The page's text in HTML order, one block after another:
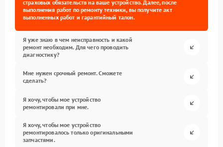
страховых обязательств на ваше устройство. Далее, после
выполнения работ по ремонту техники, вы получите акт
выполненных работ и гарантийный талон.
Я уже знаю в чем неисправность и какой
ремонт необходим. Для чего проводить
диагностику?
Мне нужен срочный ремонт. Сможете
сделать?
Я хочу, чтобы мое устройство
ремонтировали при мне.
Я хочу, чтобы мое устройство
ремонтировалось только оригинальными
запчастями.